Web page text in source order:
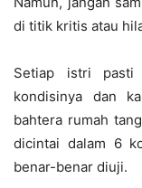
di titik kritis atau
Setiap istri pasti
kondisinya dan
bahtera rumah
dicintai dalam 6
benar-benar diuji.